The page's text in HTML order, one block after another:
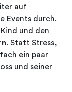
auf
Events durch.
und den
. Statt Stress,
ein paar
und seiner